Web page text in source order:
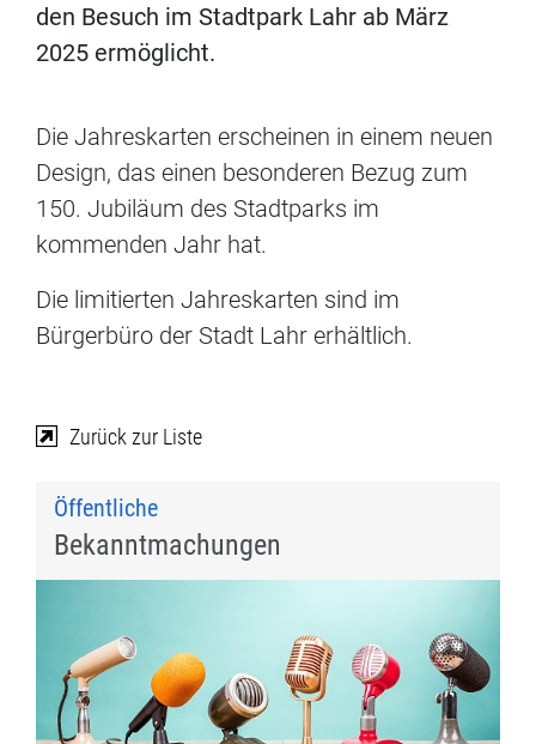
den Besuch im Stadtpark Lahr ab März
2025 ermöglicht.
Die Jahreskarten erscheinen in einem neuen
Design, das einen besonderen Bezug zum
150. Jubiläum des Stadtparks im
kommenden Jahr hat.
Die limitierten Jahreskarten sind im
Bürgerbüro der Stadt Lahr erhältlich.
Zurück zur Liste
Öffentliche
Bekanntmachungen